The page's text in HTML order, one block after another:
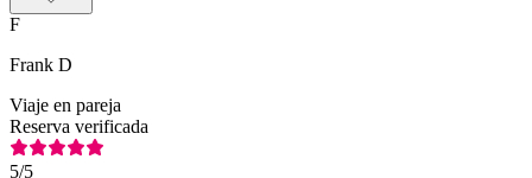
F
Frank D
Viaje en pareja
Reserva verificada
5/5